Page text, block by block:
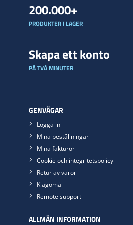
200.000+
PRODUKTER I LAGER
Skapa ett konto
PÅ TVÅ MINUTER
GENVÄGAR
Logga in
Mina beställningar
Mina fakturor
Cookie och integritetspolicy
Retur av varor
Klagomål
Remote support
ALLMÄN INFORMATION